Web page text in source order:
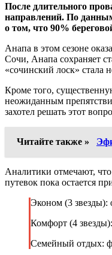
После длительного
направлений. По
о том, что 90%
Анапа в этом сезоне
Сочи, Анапа сохраняет
«сочинский лоск» стала
Кроме того,
неожиданным
захотел решать этот
Читайте также »
Аналитики отмечают,
путевок пока остается
Эконом (3 звезды):
Комфорт (4
Семейный отдых: